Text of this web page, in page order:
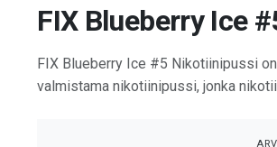
FIX Blueberry Ice
FIX Blueberry Ice #5 Nikotiinipussi
valmistama nikotiinipussi, jonka